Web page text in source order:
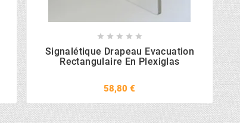
    
Signalétique Drapeau Evacuation
Rectangulaire En Plexiglas
58,80 €